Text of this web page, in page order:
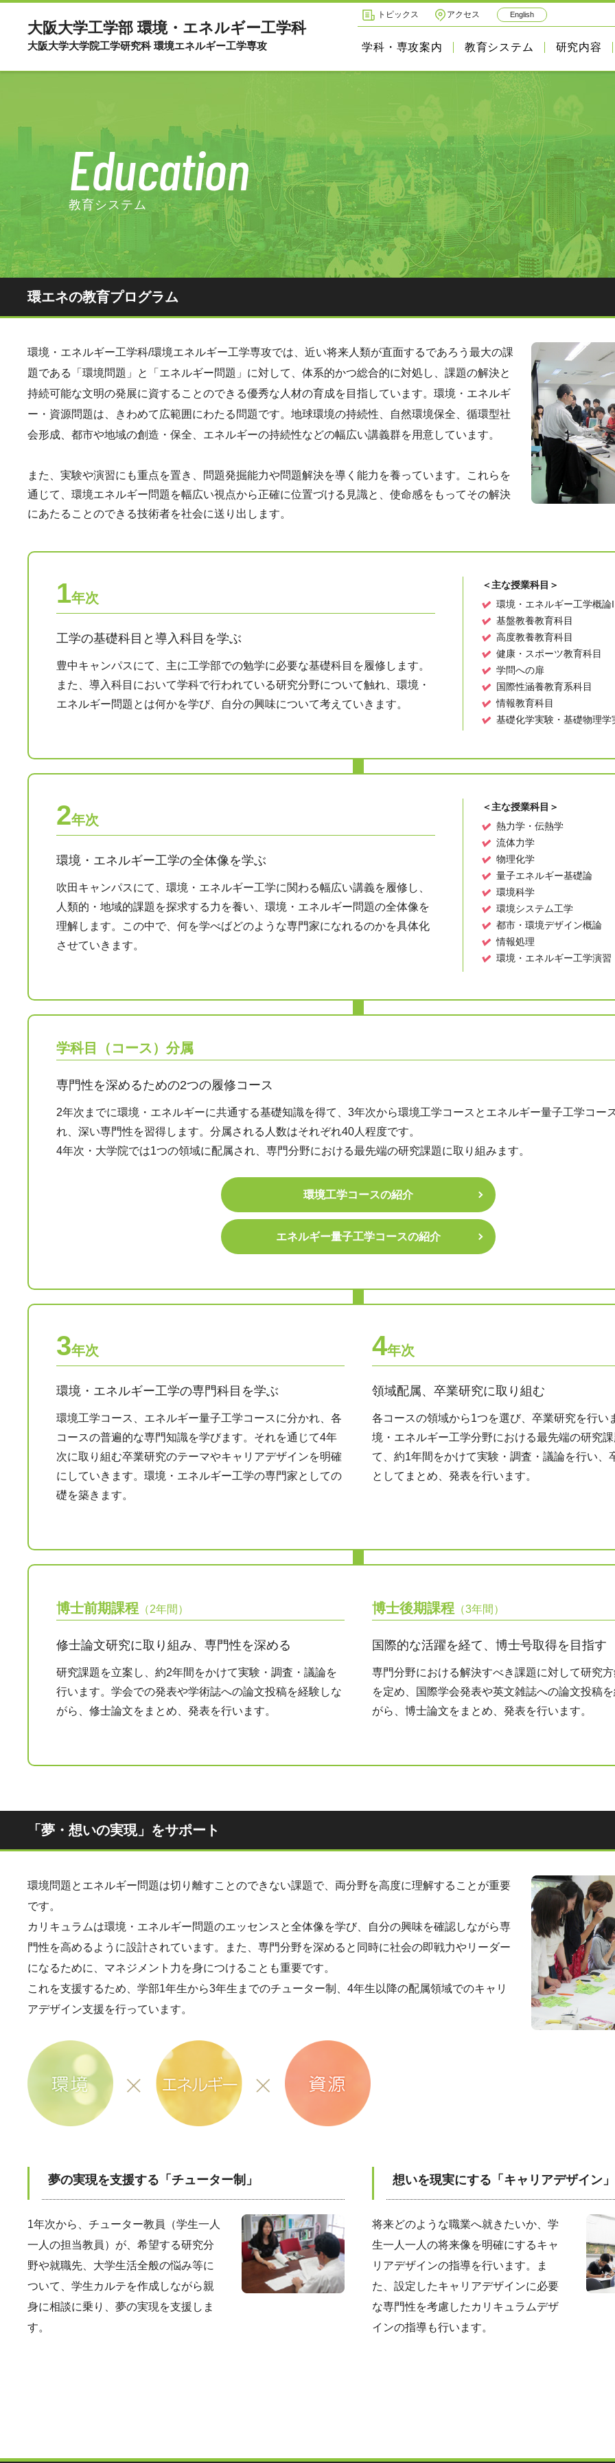
大阪大学工学部 環境・エネルギー工学科
大阪大学大学院工学研究科 環境エネルギー工学専攻 学科・専攻案内 教育システム 研究内容
トピックス アクセス English
Education
教育システム
環エネの教育プログラム
環境・エネルギー工学科/環境エネルギー工学専攻では、近い将来人類が直面するであろう最大の課
題である「環境問題」と「エネルギー問題」に対して、体系的かつ総合的に対処し、課題の解決と
持続可能な文明の発展に資することのできる優秀な人材の育成を目指しています。環境・エネルギ
ー・資源問題は、きわめて広範囲にわたる問題です。地球環境の持続性、自然環境保全、循環型社
会形成、都市や地域の創造・保全、エネルギーの持続性などの幅広い講義群を用意しています。
また、実験や演習にも重点を置き、問題発掘能力や問題解決を導く能力を養っています。これらを
通じて、環境エネルギー問題を幅広い視点から正確に位置づける見識と、使命感をもってその解決
にあたることのできる技術者を社会に送り出します。
1年次
工学の基礎科目と導入科目を学ぶ
豊中キャンパスにて、主に工学部での勉学に必要な基礎科目を履修します。
また、導入科目において学科で行われている研究分野について触れ、環境・
エネルギー問題とは何かを学び、自分の興味について考えていきます。
＜主な授業科目＞
環境・エネルギー工学概論
基盤教養教育科目
高度教養教育科目
健康・スポーツ教育科目
学問への扉
国際性涵養教育系科目
情報教育科目
基礎化学実験・基礎物理学
2年次
環境・エネルギー工学の全体像を学ぶ
吹田キャンパスにて、環境・エネルギー工学に関わる幅広い講義を履修し、
人類的・地域的課題を探求する力を養い、環境・エネルギー問題の全体像を
理解します。この中で、何を学べばどのような専門家になれるのかを具体化
させていきます。
＜主な授業科目＞
熱力学・伝熱学
流体力学
物理化学
量子エネルギー基礎論
環境科学
環境システム工学
都市・環境デザイン概論
情報処理
環境・エネルギー工学演習
学科目（コース）分属
専門性を深めるための2つの履修コース
2年次までに環境・エネルギーに共通する基礎知識を得て、3年次から環境工学コースとエネルギー量子工学コー
れ、深い専門性を習得します。分属される人数はそれぞれ40人程度です。
4年次・大学院では1つの領域に配属され、専門分野における最先端の研究課題に取り組みます。
環境工学コースの紹介
エネルギー量子工学コースの紹介
3年次
環境・エネルギー工学の専門科目を学ぶ
環境工学コース、エネルギー量子工学コースに分かれ、各
コースの普遍的な専門知識を学びます。それを通じて4年
次に取り組む卒業研究のテーマやキャリアデザインを明確
にしていきます。環境・エネルギー工学の専門家としての
礎を築きます。
4年次
領域配属、卒業研究に取り組む
各コースの領域から1つを選び、卒業研究を行い
境・エネルギー工学分野における最先端の研究
て、約1年間をかけて実験・調査・議論を行い、
としてまとめ、発表を行います。
博士前期課程 （2年間）
修士論文研究に取り組み、専門性を深める
研究課題を立案し、約2年間をかけて実験・調査・議論を
行います。学会での発表や学術誌への論文投稿を経験しな
がら、修士論文をまとめ、発表を行います。
博士後期課程 （3年間）
国際的な活躍を経て、博士号取得を目指す
専門分野における解決すべき課題に対して研究
を定め、国際学会発表や英文雑誌への論文投稿
がら、博士論文をまとめ、発表を行います。
「夢・想いの実現」をサポート
環境問題とエネルギー問題は切り離すことのできない課題で、両分野を⾼度に理解することが重要
です。
カリキュラムは環境・エネルギー問題のエッセンスと全体像を学び、⾃分の興味を確認しながら専
⾨性を⾼めるように設計されています。また、専⾨分野を深めると同時に社会の即戦⼒やリーダー
になるために、マネジメント⼒を⾝につけることも重要です。
これを支援するため、学部1年生から3年生までのチューター制、4年生以降の配属領域でのキャリ
アデザイン支援を行っています。
夢の実現を支援する「チューター制」
1年次から、チューター教員（学生一人
一人の担当教員）が、希望する研究分
野や就職先、大学生活全般の悩み等に
ついて、学生カルテを作成しながら親
身に相談に乗り、夢の実現を支援しま
す。
想いを現実にする「キャリアデザイン」
将来どのような職業へ就きたいか、学
生一人一人の将来像を明確にするキャ
リアデザインの指導を行います。ま
た、設定したキャリアデザインに必要
な専門性を考慮したカリキュラムデザ
インの指導も行います。